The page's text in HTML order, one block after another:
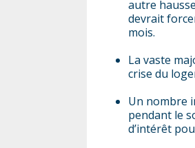
autre
devrait
mois.
La vaste
crise du
Un nombre
pendant le
d’intérêt